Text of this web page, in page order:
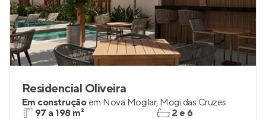
Residencial Oliveira
Em construção em Nova Mogilar, Mogi das Cruzes
97 a 198 m²
2 e 6